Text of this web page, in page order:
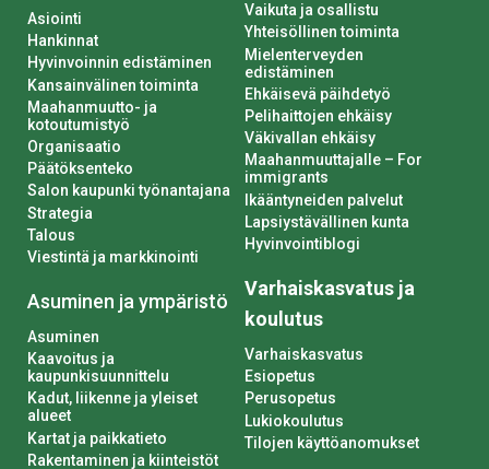
Asiointi
Hankinnat
Hyvinvoinnin edistäminen
Kansainvälinen toiminta
Maahanmuutto- ja
kotoutumistyö
Organisaatio
Päätöksenteko
Salon kaupunki työnantajana
Strategia
Talous
Viestintä ja markkinointi
Asuminen ja ympäristö
Asuminen
Kaavoitus ja
kaupunkisuunnittelu
Kadut, liikenne ja yleiset
alueet
Kartat ja paikkatieto
Rakentaminen ja kiinteistöt
Vaikuta ja osallistu
Yhteisöllinen toiminta
Mielenterveyden
edistäminen
Ehkäisevä päihdetyö
Pelihaittojen ehkäisy
Väkivallan ehkäisy
Maahanmuuttajalle – For
immigrants
Ikääntyneiden palvelut
Lapsiystävällinen kunta
Hyvinvointiblogi
Varhaiskasvatus ja
koulutus
Varhaiskasvatus
Esiopetus
Perusopetus
Lukiokoulutus
Tilojen käyttöanomukset